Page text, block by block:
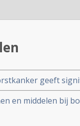
geeft
Wie chemo
(15 jaars
en middelen bij